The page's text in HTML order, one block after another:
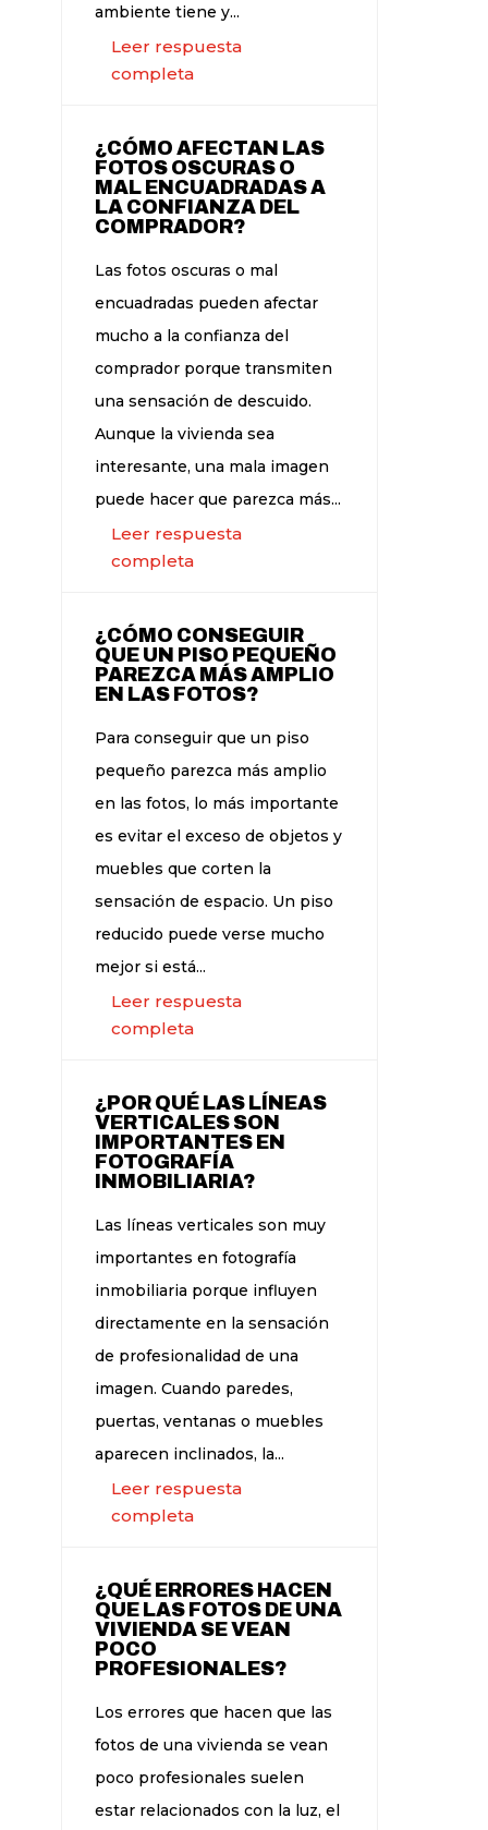
ambiente tiene y...
Leer respuesta
completa
¿CÓMO AFECTAN LAS
FOTOS OSCURAS O
MAL ENCUADRADAS A
LA CONFIANZA DEL
COMPRADOR?
Las fotos oscuras o mal
encuadradas pueden afectar
mucho a la confianza del
comprador porque transmiten
una sensación de descuido.
Aunque la vivienda sea
interesante, una mala imagen
puede hacer que parezca más...
Leer respuesta
completa
¿CÓMO CONSEGUIR
QUE UN PISO PEQUEÑO
PAREZCA MÁS AMPLIO
EN LAS FOTOS?
Para conseguir que un piso
pequeño parezca más amplio
en las fotos, lo más importante
es evitar el exceso de objetos y
muebles que corten la
sensación de espacio. Un piso
reducido puede verse mucho
mejor si está...
Leer respuesta
completa
¿POR QUÉ LAS LÍNEAS
VERTICALES SON
IMPORTANTES EN
FOTOGRAFÍA
INMOBILIARIA?
Las líneas verticales son muy
importantes en fotografía
inmobiliaria porque influyen
directamente en la sensación
de profesionalidad de una
imagen. Cuando paredes,
puertas, ventanas o muebles
aparecen inclinados, la...
Leer respuesta
completa
¿QUÉ ERRORES HACEN
QUE LAS FOTOS DE UNA
VIVIENDA SE VEAN
POCO
PROFESIONALES?
Los errores que hacen que las
fotos de una vivienda se vean
poco profesionales suelen
estar relacionados con la luz, el